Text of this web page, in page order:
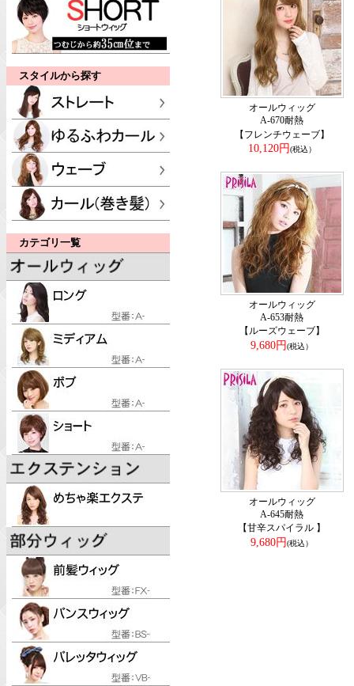
スタイルから探す
カテゴリ一覧
オールウィッグ
A-670耐熱
【フレンチウェーブ】
10,120円(税込）
オールウィッグ
A-653耐熱
【ルーズウェーブ】
9,680円(税込）
オールウィッグ
A-645耐熱
【甘辛スパイラル 】
9,680円(税込）